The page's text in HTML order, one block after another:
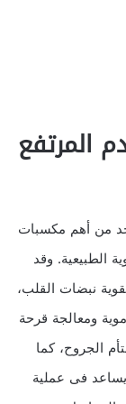
المرتفع
من أهم مكسبات
الطبيعية. وقد
نبضات القلب،
ومعالجة قرحة
الجروح، كما
فى عملية